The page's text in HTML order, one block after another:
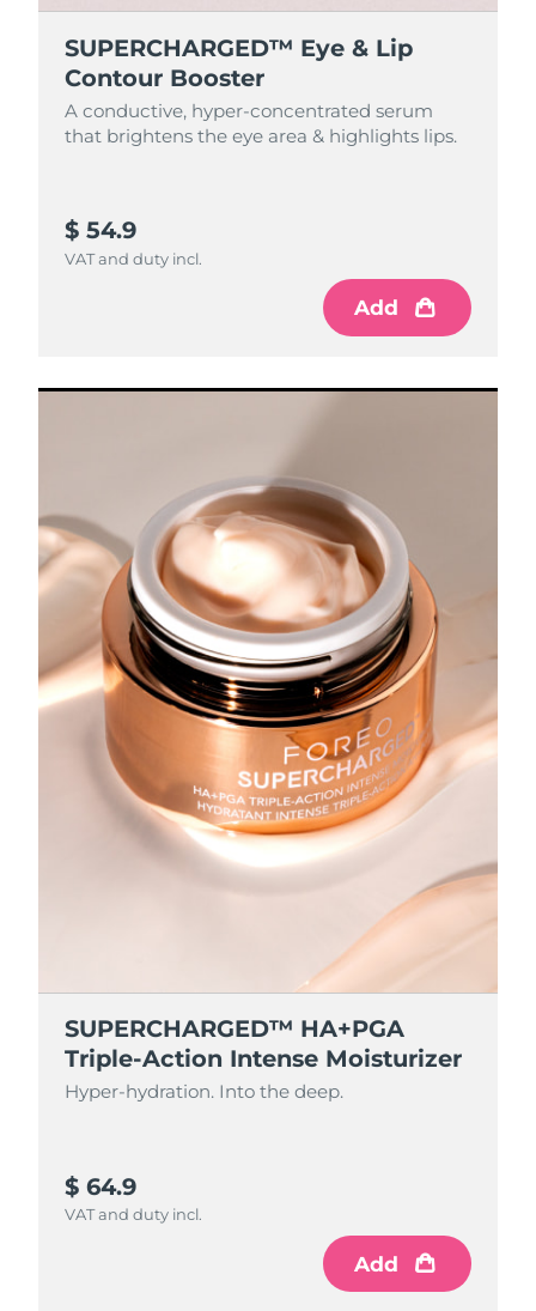
SUPERCHARGED™ Eye & Lip
Contour Booster
A conductive, hyper-concentrated serum
that brightens the eye area & highlights lips.
$ 54.9
VAT and duty incl.
Add
SUPERCHARGED™ HA+PGA
Triple-Action Intense Moisturizer
Hyper-hydration. Into the deep.
$ 64.9
VAT and duty incl.
Add